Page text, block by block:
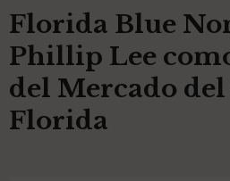
Florida Blue
Phillip Lee
del Mercado del
Florida